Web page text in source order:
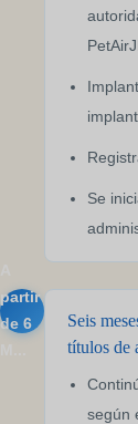
Se
partir
de 6
Seis
títulos de
según